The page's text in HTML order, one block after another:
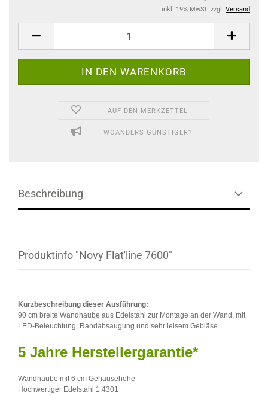
inkl. 19% MwSt. zzgl. Versand
AUF DEN MERKZETTEL
WOANDERS GÜNSTIGER?
Beschreibung
Produktinfo "Novy Flat'line 7600"
Kurzbeschreibung dieser Ausführung:
90 cm breite Wandhaube aus Edelstahl zur Montage an der Wand, mit
LED-Beleuchtung, Randabsaugung und sehr leisem Gebläse
5 Jahre Herstellergarantie*
Wandhaube mit 6 cm Gehäusehöhe
Hochwertiger Edelstahl 1.4301